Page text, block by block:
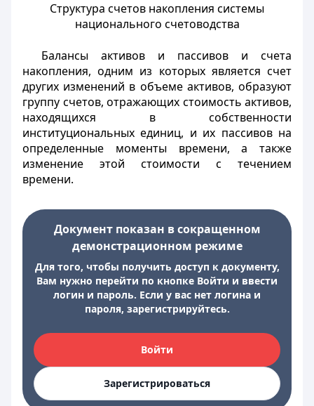
Структура счетов накопления системы
национального счетоводства
Балансы активов и пассивов и счета
накопления, одним из которых является счет
других изменений в объеме активов, образуют
группу счетов, отражающих стоимость активов,
находящихся в собственности
институциональных единиц, и их пассивов на
определенные моменты времени, а также
изменение этой стоимости с течением
времени.
Документ показан в сокращенном
демонстрационном режиме
Для того, чтобы получить доступ к документу,
Вам нужно перейти по кнопке Войти и ввести
логин и пароль. Если у вас нет логина и
пароля, зарегистрируйтесь.
Войти
Зарегистрироваться